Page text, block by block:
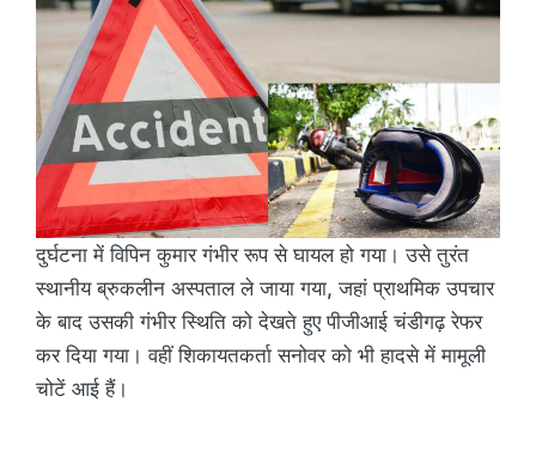
दुर्घटना में विपिन कुमार गंभीर रूप से घायल हो गया। उसे तुरंत
स्थानीय ब्रुकलीन अस्पताल ले जाया गया, जहां प्राथमिक उपचार
के बाद उसकी गंभीर स्थिति को देखते हुए पीजीआई चंडीगढ़ रेफर
कर दिया गया। वहीं शिकायतकर्ता सनोवर को भी हादसे में मामूली
चोटें आई हैं।